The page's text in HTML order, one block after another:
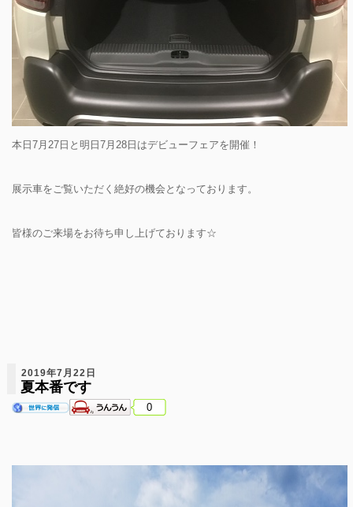
本日7月27日と明日7月28日はデビューフェアを開催！
展示車をご覧いただく絶好の機会となっております。
皆様のご来場をお待ち申し上げております☆
2019年7月22日
夏本番です
0